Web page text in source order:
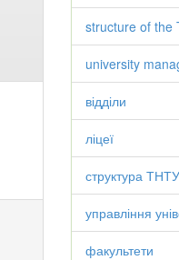
structure of the
university
відділи
ліцеї
структура ТНТУ
управління
факультети